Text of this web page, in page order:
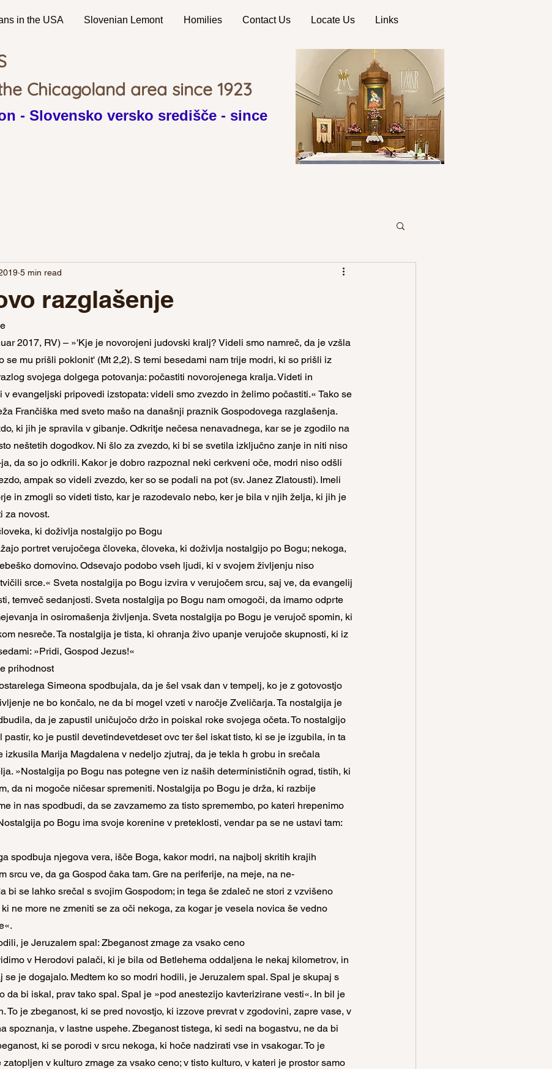
Chicagoland area since 1923
- Slovensko versko središče - since
in the USA Slovenian Lemont Homilies Contact Us Locate Us Links
razglašenje
5 min read
2017, RV) – »'Kje je novorojeni judovski kralj? Videli smo namreč, da je vzšla
se mu prišli poklonit' (Mt 2,2). S temi besedami nam trije modri, ki so prišli iz
svojega dolgega potovanja: počastiti novorojenega kralja. Videti in
v evangeljski pripovedi izstopata: videli smo zvezdo in želimo počastiti.« Tako se
Frančiška med sveto mašo na današnji praznik Gospodovega razglašenja.
ki jih je spravila v gibanje. Odkritje nečesa nenavadnega, kar se je zgodilo na
neštetih dogodkov. Ni šlo za zvezdo, ki bi se svetila izključno zanje in niti niso
da so jo odkrili. Kakor je dobro razpoznal neki cerkveni oče, modri niso odšli
ampak so videli zvezdo, ker so se podali na pot (sv. Janez Zlatousti). Imeli
in zmogli so videti tisto, kar je razodevalo nebo, ker je bila v njih želja, ki jih je
za novost.
ki doživlja nostalgijo po Bogu
portret verujočega človeka, človeka, ki doživlja nostalgijo po Bogu; nekoga,
domovino. Odsevajo podobo vseh ljudi, ki v svojem življenju niso
srce.« Sveta nostalgija po Bogu izvira v verujočem srcu, saj ve, da evangelij
temveč sedanjosti. Sveta nostalgija po Bogu nam omogoči, da imamo odprte
in osiromašenja življenja. Sveta nostalgija po Bogu je verujoč spomin, ki
nesreče. Ta nostalgija je tista, ki ohranja živo upanje verujoče skupnosti, ki iz
»Pridi, Gospod Jezus!«
prihodnost
Simeona spodbujala, da je šel vsak dan v tempelj, ko je z gotovostjo
ne bo končalo, ne da bi mogel vzeti v naročje Zveličarja. Ta nostalgija je
da je zapustil uničujočo držo in poiskal roke svojega očeta. To nostalgijo
pastir, ko je pustil devetindevetdeset ovc ter šel iskat tisto, ki se je izgubila, in ta
izkusila Marija Magdalena v nedeljo zjutraj, da je tekla h grobu in srečala
»Nostalgija po Bogu nas potegne ven iz naših determinističnih ograd, tistih, ki
da ni mogoče ničesar spremeniti. Nostalgija po Bogu je drža, ki razbije
in nas spodbudi, da se zavzamemo za tisto spremembo, po kateri hrepenimo
po Bogu ima svoje korenine v preteklosti, vendar pa se ne ustavi tam:
spodbuja njegova vera, išče Boga, kakor modri, na najbolj skritih krajih
srcu ve, da ga Gospod čaka tam. Gre na periferije, na meje, na ne-
bi se lahko srečal s svojim Gospodom; in tega še zdaleč ne stori z vzvišeno
ne more ne zmeniti se za oči nekoga, za kogar je vesela novica še vedno
je Jeruzalem spal: Zbeganost zmage za vsako ceno
v Herodovi palači, ki je bila od Betlehema oddaljena le nekaj kilometrov, in
se je dogajalo. Medtem ko so modri hodili, je Jeruzalem spal. Spal je skupaj s
da bi iskal, prav tako spal. Spal je »pod anestezijo kavterizirane vesti«. In bil je
To je zbeganost, ki se pred novostjo, ki izzove prevrat v zgodovini, zapre vase, v
spoznanja, v lastne uspehe. Zbeganost tistega, ki sedi na bogastvu, ne da bi
ki se porodi v srcu nekoga, ki hoče nadzirati vse in vsakogar. To je
v kulturo zmage za vsako ceno; v tisto kulturo, v kateri je prostor samo